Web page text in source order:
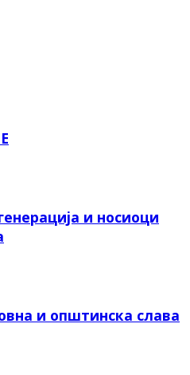
и носиоци
и општинска слава